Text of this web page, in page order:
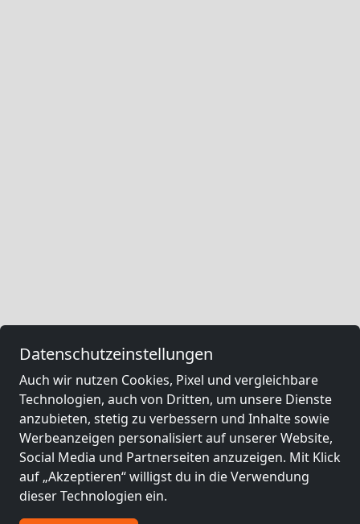
Datenschutzeinstellungen
Auch wir nutzen Cookies, Pixel und vergleichbare
Technologien, auch von Dritten, um unsere Dienste
anzubieten, stetig zu verbessern und Inhalte sowie
Werbeanzeigen personalisiert auf unserer Website,
Social Media und Partnerseiten anzuzeigen. Mit Klick
auf „Akzeptieren“ willigst du in die Verwendung
dieser Technologien ein.